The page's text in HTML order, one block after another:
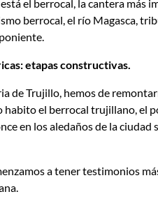
el berrocal, la cantera
berrocal, el río Magasca,
etapas constructivas.
de Trujillo, hemos de
el berrocal trujillano, el
en los aledaños de la
a tener testimonios